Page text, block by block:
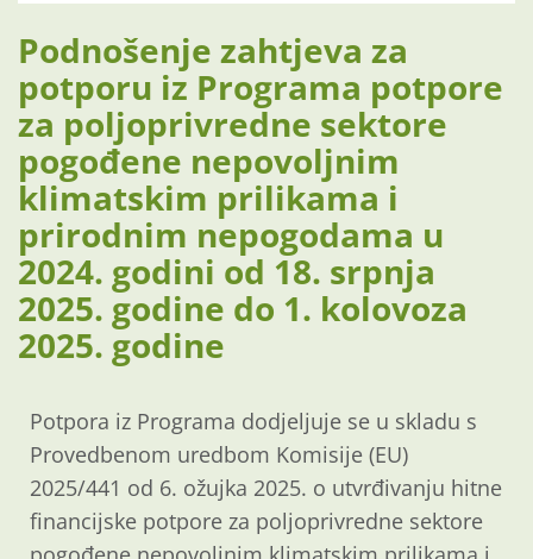
Podnošenje zahtjeva za
potporu iz Programa potpore
za poljoprivredne sektore
pogođene nepovoljnim
klimatskim prilikama i
prirodnim nepogodama u
2024. godini od 18. srpnja
2025. godine do 1. kolovoza
2025. godine
Potpora iz Programa dodjeljuje se u skladu s
Provedbenom uredbom Komisije (EU)
2025/441 od 6. ožujka 2025. o utvrđivanju hitne
financijske potpore za poljoprivredne sektore